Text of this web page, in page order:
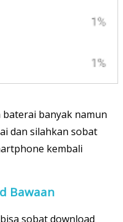
baterai banyak namun
dan silahkan sobat
kembali
Bawaan
sobat download